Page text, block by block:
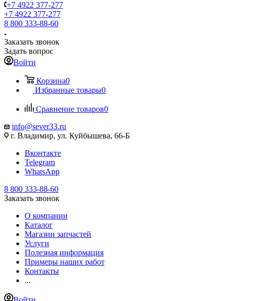
+7 4922 377-277
+7 4922 377-277
8 800 333-88-60
Заказать звонок
Задать вопрос
Войти
Корзина0
Избранные товары0
Сравнение товаров0
info@sever33.ru
г. Владимир, ул. Куйбышева, 66-Б
Вконтакте
Telegram
WhatsApp
8 800 333-88-60
Заказать звонок
О компании
Каталог
Магазин запчастей
Услуги
Полезная информация
Примеры наших работ
Контакты
...